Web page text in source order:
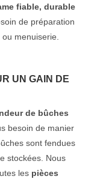
fiable, durable
de préparation
menuiserie.
UN GAIN DE
de bûches
besoin de manier
sont fendues
stockées. Nous
les pièces